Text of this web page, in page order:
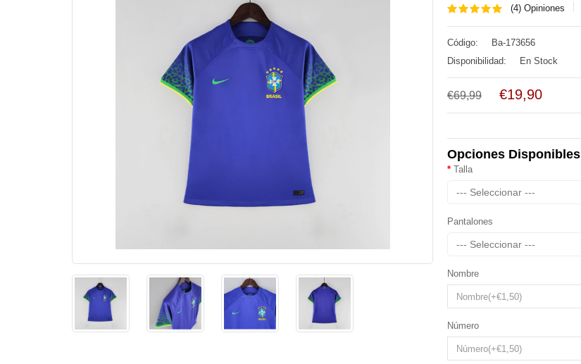
(4) Opiniones
Código:
Ba-173656
Disponibilidad:
En Stock
€69,99 €19,90
Opciones Disponibles
Talla
--- Seleccionar ---
Pantalones
--- Seleccionar ---
Nombre
Número